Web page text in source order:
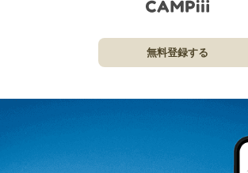
無料登録する